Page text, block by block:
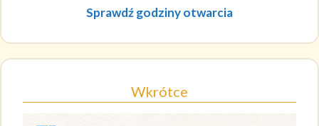
Sprawdź godziny otwarcia
Wkrótce